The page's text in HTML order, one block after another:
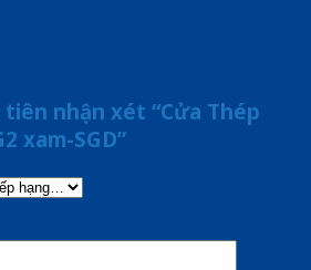
nhận xét “Cửa Thép
xam-SGD”